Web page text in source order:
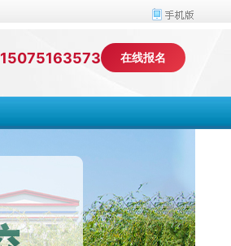
15075163573 在线报名